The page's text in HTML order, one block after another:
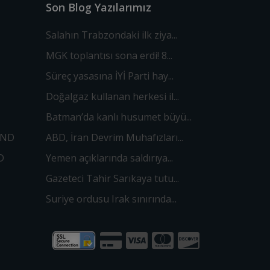
Son Blog Yazılarımız
Salahın Trabzondaki ilk ziya...
MGK toplantısı sona erdi! 8...
Süreç yasasına İYİ Parti hay...
Doğalgaz kullanan herkesi il...
Batman’da kanlı husumet büyü...
ABD, İran Devrim Muhafızları...
Yemen açıklarında saldırıya...
Gazeteci Tahir Sarıkaya tutu...
Suriye ordusu Irak sınırında...